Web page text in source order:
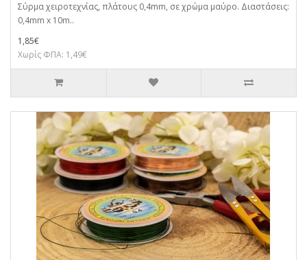
Σύρμα χειροτεχνίας, πλάτους 0,4mm, σε χρώμα μαύρο. Διαστάσεις:
0,4mm x 10m..
1,85€
Χωρίς ΦΠΑ: 1,49€